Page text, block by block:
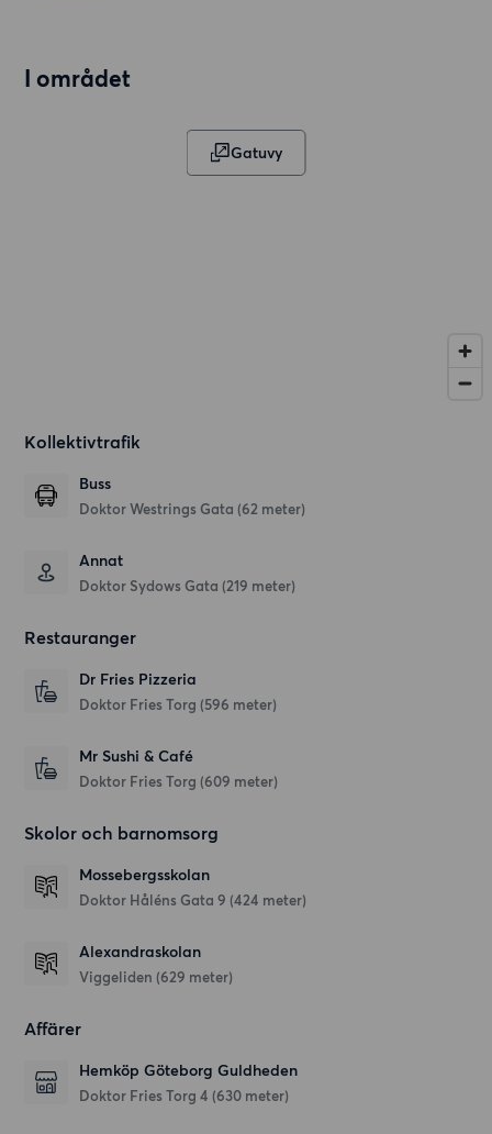
I området
Gatuvy
Kollektivtrafik
Buss
Doktor Westrings Gata (62 meter)
Annat
Doktor Sydows Gata (219 meter)
Restauranger
Dr Fries Pizzeria
Doktor Fries Torg (596 meter)
Mr Sushi & Café
Doktor Fries Torg (609 meter)
Skolor och barnomsorg
Mossebergsskolan
Doktor Håléns Gata 9 (424 meter)
Alexandraskolan
Viggeliden (629 meter)
Affärer
Hemköp Göteborg Guldheden
Doktor Fries Torg 4 (630 meter)